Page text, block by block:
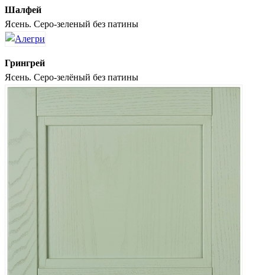
Шалфей
Ясень. Серо-зеленый без патины
Грингрей
Ясень. Серо-зелёный без патины